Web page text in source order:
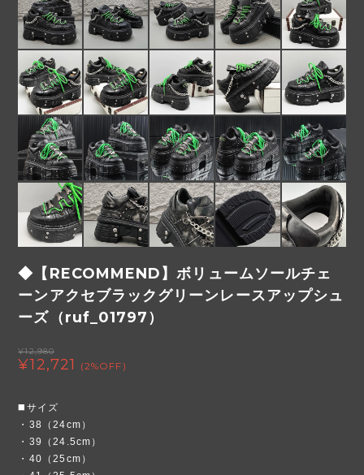
◆【RECOMMEND】ボリュームソールチェ
ーンアクセブラックグリーンレースアップシュ
ーズ（ruf_01797）
¥12,980
¥12,721 (2%OFF)
◼️サイズ
・38（24cm）
・39（24.5cm）
・40（25cm）